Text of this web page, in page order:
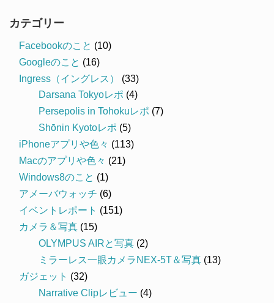
カテゴリー
Facebookのこと (10)
Googleのこと (16)
Ingress（イングレス）
(33)
Darsana Tokyoレポ (4)
Persepolis in Tohokuレポ (7)
Shōnin Kyotoレポ (5)
iPhoneアプリや色々 (113)
Macのアプリや色々 (21)
Windows8のこと (1)
アメーバウォッチ (6)
イベントレポート (151)
カメラ＆写真 (15)
OLYMPUS AIRと写真 (2)
ミラーレス一眼カメラNEX-5T＆写真 (13)
ガジェット (32)
Narrative Clipレビュー (4)